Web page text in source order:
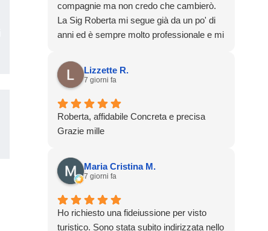
compagnie ma non credo che cambierò.
La Sig Roberta mi segue già da un po' di
anni ed è sempre molto professionale e mi
Grazie
Lizzette R.
7 giorni fa
Roberta, affidabile Concreta e precisa
Grazie mille
Maria Cristina M.
7 giorni fa
Ho richiesto una fideiussione per visto
turistico. Sono stata subito indirizzata nello